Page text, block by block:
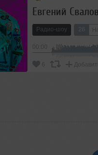
Радио-шоу 26
6 Добавить